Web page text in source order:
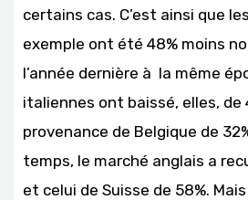
certains cas. C’est ainsi que
exemple ont été 48% moins
l’année dernière à la même
italiennes ont baissé, elles, de
provenance de Belgique de
temps, le marché anglais a
et celui de Suisse de 58%.